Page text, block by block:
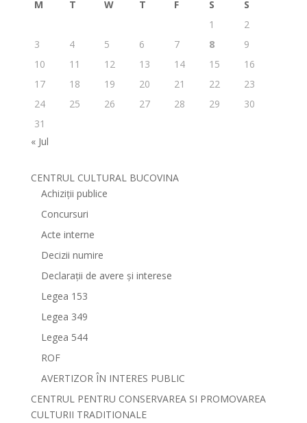
M T W T F S
S
1
2
3
4 5 6 7 8
9
10
11 12 13 14 15
16
17
18 19 20 21 22
23
24
25 26 27 28 29
30
31
« Jul
CENTRUL CULTURAL BUCOVINA
Achiziții publice
Concursuri
Acte interne
Decizii numire
Declarații de avere și interese
Legea 153
Legea 349
Legea 544
ROF
AVERTIZOR ÎN INTERES PUBLIC
CENTRUL PENTRU CONSERVAREA SI PROMOVAREA
CULTURII TRADITIONALE